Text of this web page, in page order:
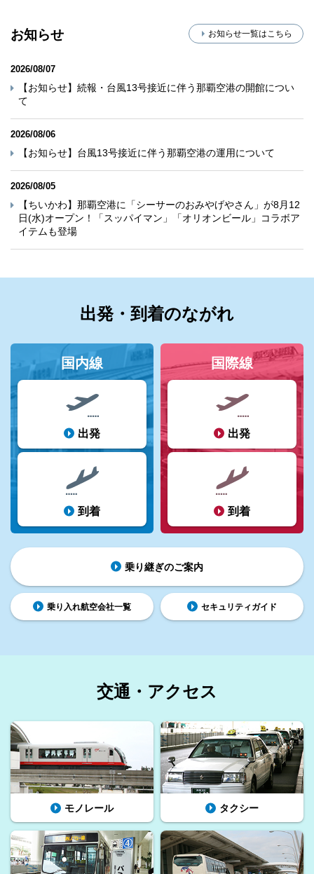
お知らせ お知らせ一覧はこちら
2026/08/07
【お知らせ】続報・台風13号接近に伴う那覇空港の開館につい
て
2026/08/06
【お知らせ】台風13号接近に伴う那覇空港の運用について
2026/08/05
【ちいかわ】那覇空港に「シーサーのおみやげやさん」が8月12
日(水)オープン！「スッパイマン」「オリオンビール」コラボア
イテムも登場
出発・到着のながれ
国内線
出発
到着
国際線
出発
到着
乗り継ぎのご案内
乗り入れ航空会社一覧 セキュリティガイド
交通・アクセス
モノレール タクシー